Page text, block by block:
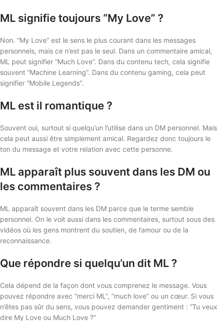
ML signifie toujours “My Love” ?
Non. “My Love” est le sens le plus courant dans les messages
personnels, mais ce n’est pas le seul. Dans un commentaire amical,
ML peut signifier “Much Love”. Dans du contenu tech, cela signifie
souvent “Machine Learning”. Dans du contenu gaming, cela peut
signifier “Mobile Legends”.
ML est il romantique ?
Souvent oui, surtout si quelqu’un l’utilise dans un DM personnel. Mais
cela peut aussi être simplement amical. Regardez donc toujours le
ton du message et votre relation avec cette personne.
ML apparaît plus souvent dans les DM ou
les commentaires ?
ML apparaît souvent dans les DM parce que le terme semble
personnel. On le voit aussi dans les commentaires, surtout sous des
vidéos où les gens montrent du soutien, de l’amour ou de la
reconnaissance.
Que répondre si quelqu’un dit ML ?
Cela dépend de la façon dont vous comprenez le message. Vous
pouvez répondre avec “merci ML”, “much love” ou un cœur. Si vous
n’êtes pas sûr du sens, vous pouvez demander gentiment : “Tu veux
dire My Love ou Much Love ?”